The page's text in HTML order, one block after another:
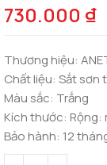
730.000 ₫
Thương hiệu:
Chất liệu: Sắt sơn
Màu sắc: Trắng
Kích thước: Rộng:
Bảo hành: 12